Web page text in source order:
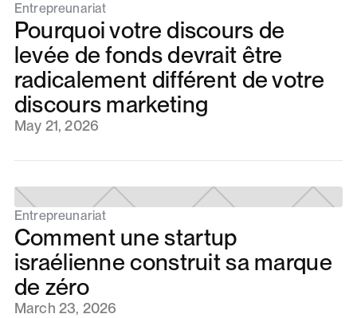
Entrepreunariat
Pourquoi votre discours de
levée de fonds devrait être
radicalement différent de votre
discours marketing
May 21, 2026
Entrepreunariat
Comment une startup
israélienne construit sa marque
de zéro
March 23, 2026